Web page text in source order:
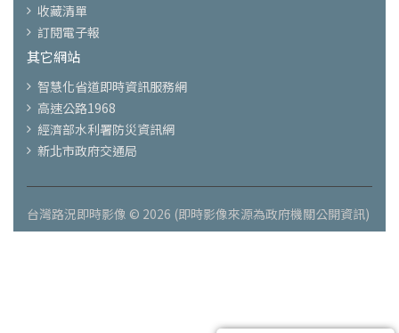
收藏清單
訂閱電子報
其它網站
智慧化省道即時資訊服務網
高速公路1968
經濟部水利署防災資訊網
新北市政府交通局
台灣路況即時影像 © 2026 (即時影像來源為政府機關公開資訊)